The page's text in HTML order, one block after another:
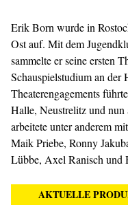
Erik Born wurde in
Ost auf. Mit dem
sammelte er seine ersten
Schauspielstudium an
Theaterengagements
Halle, Neustrelitz und nun
arbeitete unter anderem
Maik Priebe, Ronny
Lübbe, Axel Ranisch und
AKTUELLE